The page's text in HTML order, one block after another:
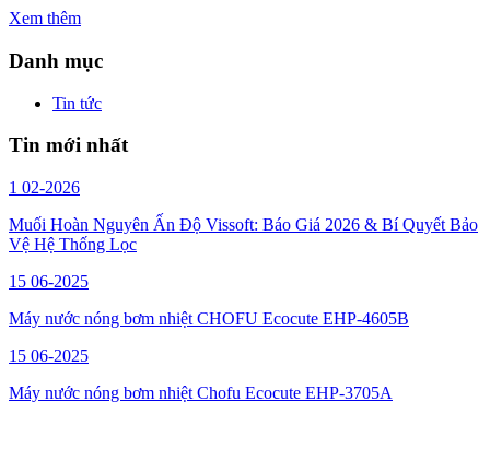
Xem thêm
Danh mục
Tin tức
Tin mới nhất
1 02-2026
Muối Hoàn Nguyên Ấn Độ Vissoft: Báo Giá 2026 & Bí Quyết Bảo
Vệ Hệ Thống Lọc
15 06-2025
Máy nước nóng bơm nhiệt CHOFU Ecocute EHP-4605B
15 06-2025
Máy nước nóng bơm nhiệt Chofu Ecocute EHP-3705A